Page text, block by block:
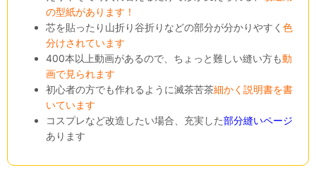
の型紙があります！
芯を貼ったり山折り谷折りなどの部分が分かりやすく色
分けされています
400本以上動画があるので、ちょっと難しい縫い方も動
画で見られます
初心者の方でも作れるように滅茶苦茶細かく説明書を書
いています
コスプレなど改造したい場合、充実した部分縫いページ
あります